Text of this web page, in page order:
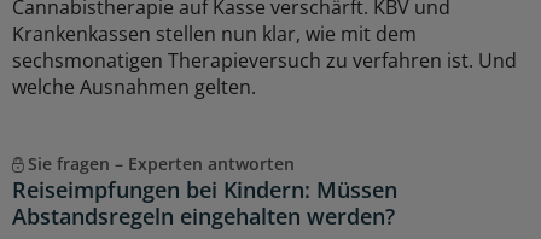
Cannabistherapie auf Kasse verschärft. KBV und
Krankenkassen stellen nun klar, wie mit dem
sechsmonatigen Therapieversuch zu verfahren ist. Und
welche Ausnahmen gelten.
Sie fragen – Experten antworten
Reiseimpfungen bei Kindern: Müssen
Abstandsregeln eingehalten werden?